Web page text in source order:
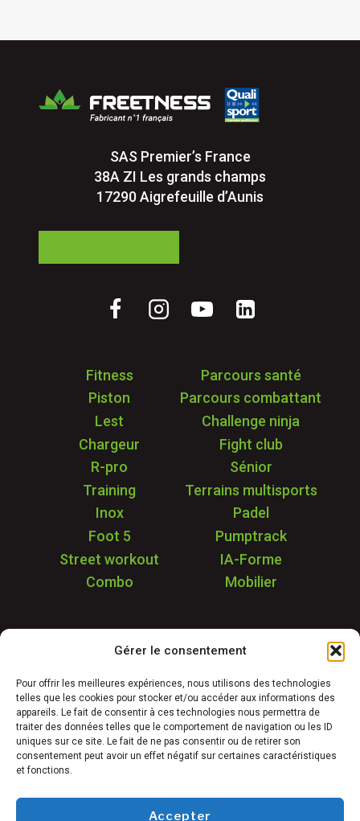
Gérer le consentement
Pour offrir les meilleures expériences, nous utilisons des technologies
telles que les cookies pour stocker et/ou accéder aux informations des
appareils. Le fait de consentir à ces technologies nous permettra de
traiter des données telles que le comportement de navigation ou les ID
uniques sur ce site. Le fait de ne pas consentir ou de retirer son
consentement peut avoir un effet négatif sur certaines caractéristiques
et fonctions.
Accepter
SAS Premier’s France
38A ZI Les grands champs
17290 Aigrefeuille d’Aunis
Fitness
Parcours santé
Piston
Parcours combattant
Lest
Challenge ninja
Chargeur
Fight club
R-pro
Sénior
Training
Terrains multisports
Inox
Padel
Foot 5
Pumptrack
Street workout
IA-Forme
Combo
Mobilier
Garantie & SAV
Déstockage
Réalisations
FAQ
Blog
Contact